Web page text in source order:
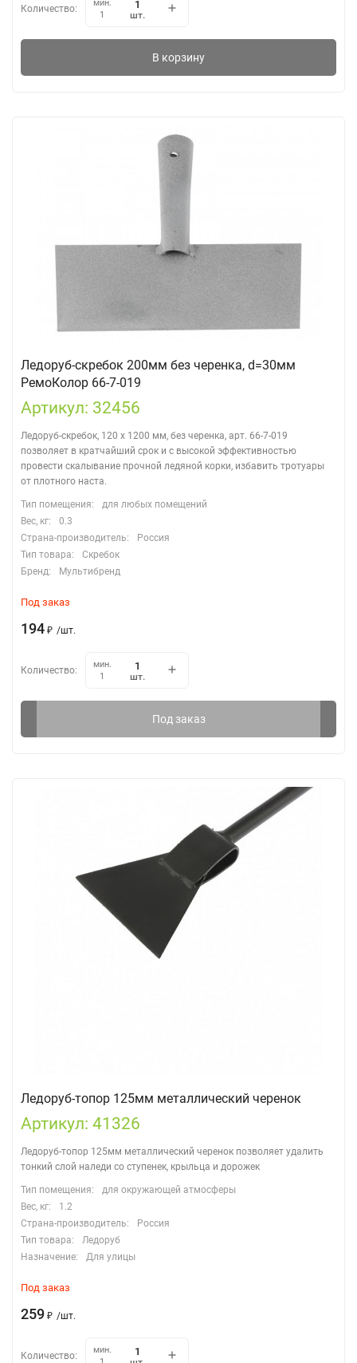
Количество:
мин.
1
шт.
В корзину
Ледоруб-скребок 200мм без черенка, d=30мм
РемоКолор 66-7-019
Артикул: 32456
Ледоруб-скребок, 120 х 1200 мм, без черенка, арт. 66-7-019
позволяет в кратчайший срок и с высокой эффективностью
провести скалывание прочной ледяной корки, избавить тротуары
от плотного наста.
Тип помещения:
для любых помещений
Вес, кг:
0.3
Страна-производитель:
Россия
Тип товара:
Скребок
Бренд:
Мультибренд
Под заказ
194 ₽ /шт.
Количество:
мин.
1
шт.
Под заказ
Ледоруб-топор 125мм металлический черенок
Артикул: 41326
Ледоруб-топор 125мм металлический черенок позволяет удалить
тонкий слой наледи со ступенек, крыльца и дорожек
Тип помещения:
для окружающей атмосферы
Вес, кг:
1.2
Страна-производитель:
Россия
Тип товара:
Ледоруб
Назначение:
Для улицы
Под заказ
259 ₽ /шт.
Количество:
мин.